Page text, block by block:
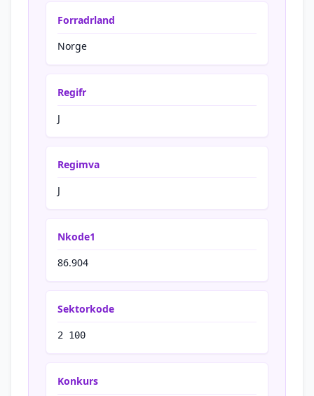
Forradrland
Norge
Regifr
J
Regimva
J
Nkode1
86.904
Sektorkode
2 100
Konkurs